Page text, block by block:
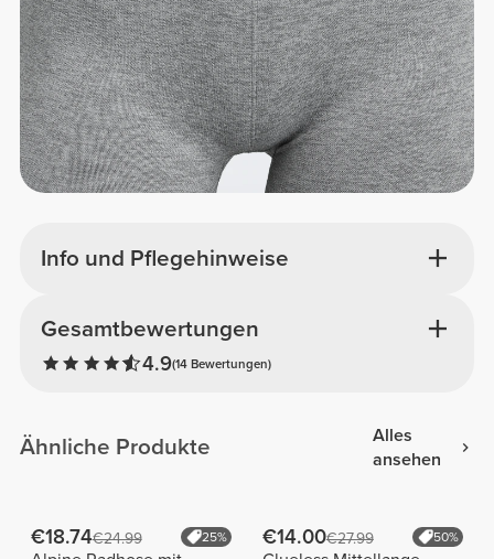
Info und Pflegehinweise
Gesamtbewertungen
4.9(14 Bewertungen)
Ähnliche Produkte
Alles
ansehen
€18.74€24.99 25% €14.00€27.99 50%